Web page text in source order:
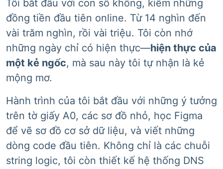
Tôi bắt đầu với con số không, kiếm những
đồng tiền đầu tiên online. Từ 14 nghìn đến
vài trăm nghìn, rồi vài triệu. Tôi còn nhớ
những ngày chỉ có hiện thực—hiện thực của
một kẻ ngốc, mà sau này tôi tự nhận là kẻ
mộng mơ.
Hành trình của tôi bắt đầu với những ý tưởng
trên tờ giấy A0, các sơ đồ nhỏ, học Figma
để vẽ sơ đồ cơ sở dữ liệu, và viết những
dòng code đầu tiên. Không chỉ là các chuỗi
string logic, tôi còn thiết kế hệ thống DNS